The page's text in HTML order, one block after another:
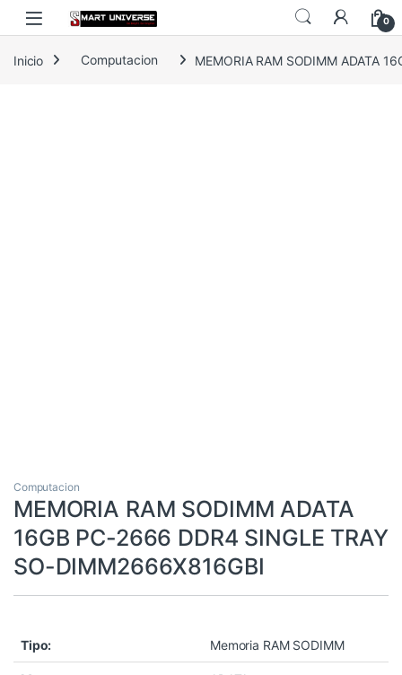
Skip to navigation
Skip to content
0
Inicio Computacion MEMORIA RAM SODIMM ADATA
Computacion
MEMORIA RAM SODIMM ADATA
16GB PC-2666 DDR4 SINGLE TRAY
SO-DIMM2666X816GBI
Tipo: Memoria RAM SODIMM